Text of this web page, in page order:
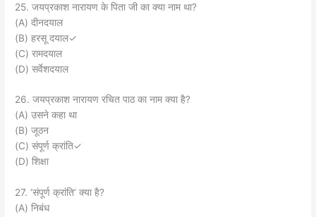
25. जयप्रकाश नारायण के पिता जी का क्या नाम था?
(A) दीनदयाल
(B) हरसू दयाल✓
(C) रामदयाल
(D) सर्वेशदयाल
26. जयप्रकाश नारायण रचित पाठ का नाम क्या है?
(A) उसने कहा था
(B) जूठन
(C) संपूर्ण क्रांति✓
(D) शिक्षा
27. ‘संपूर्ण क्रांति’ क्या है?
(A) निबंध